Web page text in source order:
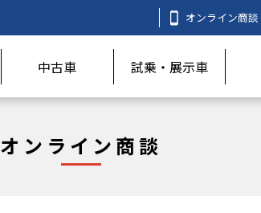
オンライン商談
中古車 試乗・展示車
オンライン商談